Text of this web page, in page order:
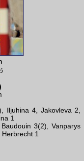
Iljuhina 4, Jakovleva 2,
1
3(2), Vanparys
1